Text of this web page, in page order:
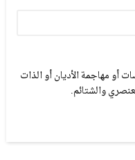
أو مهاجمة الأديان أو الذات
والشتائم.